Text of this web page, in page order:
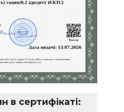
в сертифікаті: